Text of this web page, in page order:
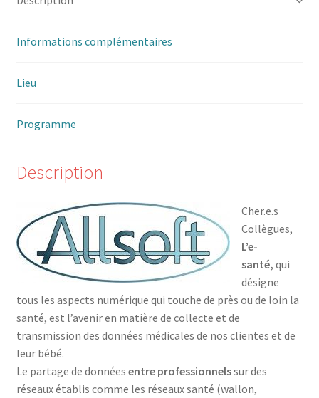
Informations complémentaires
Lieu
Programme
Description
Cher.e.s
Collègues,
L’e-
santé, qui
désigne
tous les aspects numérique qui touche de près ou de loin la
santé, est l’avenir en matière de collecte et de
transmission des données médicales de nos clientes et de
leur bébé.
Le partage de données entre professionnelssur des
réseaux établis comme les réseaux santé (wallon,